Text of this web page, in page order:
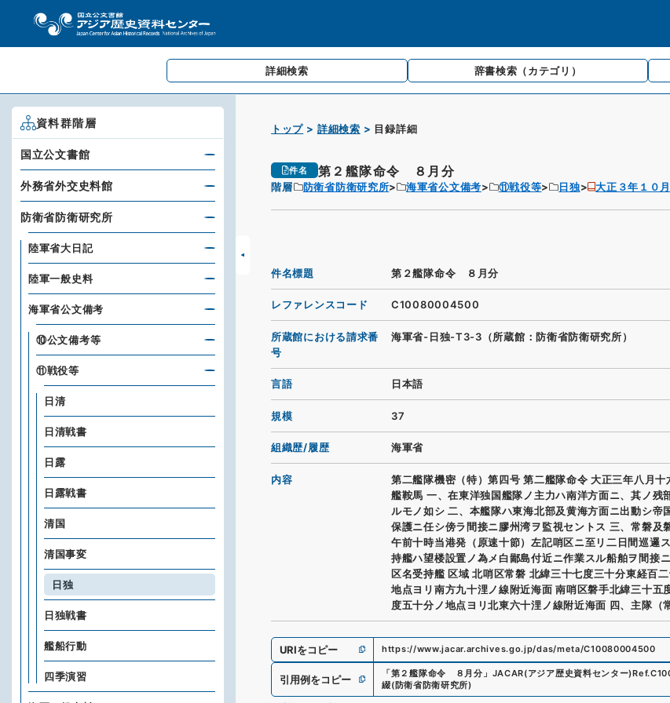
詳細検索 辞書検索 （カテゴリ）
トップ 詳細検索 目録詳細
件名 第２艦隊命令 ８月分
階層 防衛省防衛研究所 海軍省公文備考 ⑪戦役等 日独 大正３年１０
件名標題 第２艦隊命令 ８月分
レファレンスコード C10080004500
所蔵館における請求番
号
海軍省-日独-T3-3（所蔵館：防衛省防衛研究所）
言語 日本語
規模 37
組織歴/履歴 海軍省
内容
第二艦隊機密（特）第四号 第二艦隊命令 大正三年八月十
艦鞍馬 一、在東洋独国艦隊ノ主力ハ南洋方面ニ、其ノ残
ルモノ如シ 二、本艦隊ハ東海北部及黄海方面ニ出動シ帝
保護ニ任シ傍ラ間接ニ膠州湾ヲ監視セントス 三、常磐及
午前十時当港発（原速十節）左記哨区ニ至リ二日間巡邏
持艦ハ望楼設置ノ為メ白鄙島付近ニ作業スル船舶ヲ間接
区名受持艦 区域 北哨区常磐 北緯三十七度三十分東経百
地点ヨリ南方九十浬ノ線附近海面 南哨区磐手北緯三十五
度五十分ノ地点ヨリ北東六十浬ノ線附近海面 四、主隊（
URIをコピー https://www.jacar.archives.go.jp/das/meta/C10080004500
引用例をコピー 「第２艦隊命令 ８月分 」 JACAR(アジア歴史資料センター)Ref.
綴(防衛省防衛研究所)
資料群階層
国立公文書館
外務省外交史料館
防衛省防衛研究所
陸軍省大日記
陸軍一般史料
海軍省公文備考
⑩公文備考等
⑪戦役等
日清
日清戦書
日露
日露戦書
清国
清国事変
日独
日独戦書
艦船行動
四季演習